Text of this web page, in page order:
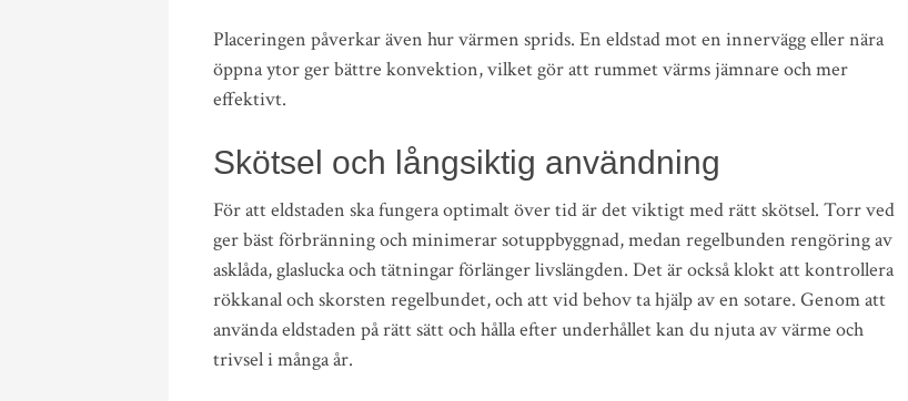
Placeringen påverkar även hur värmen sprids. En eldstad mot en innervägg eller nära
öppna ytor ger bättre konvektion, vilket gör att rummet värms jämnare och mer
effektivt.
Skötsel och långsiktig användning
För att eldstaden ska fungera optimalt över tid är det viktigt med rätt skötsel. Torr ved
ger bäst förbränning och minimerar sotuppbyggnad, medan regelbunden rengöring av
asklåda, glaslucka och tätningar förlänger livslängden. Det är också klokt att kontrollera
rökkanal och skorsten regelbundet, och att vid behov ta hjälp av en sotare. Genom att
använda eldstaden på rätt sätt och hålla efter underhållet kan du njuta av värme och
trivsel i många år.